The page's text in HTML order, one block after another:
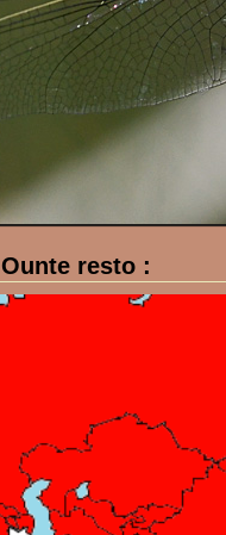
Ounte resto :